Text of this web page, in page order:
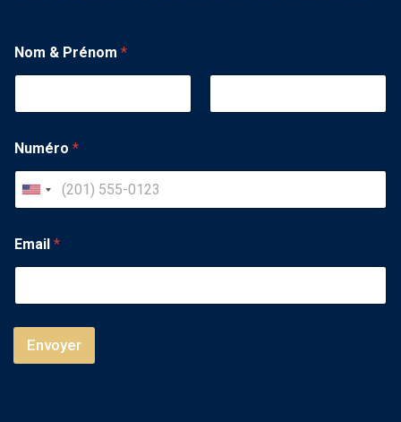
Nom & Prénom *
Numéro *
U
i
t
S
Email *
Envoyer